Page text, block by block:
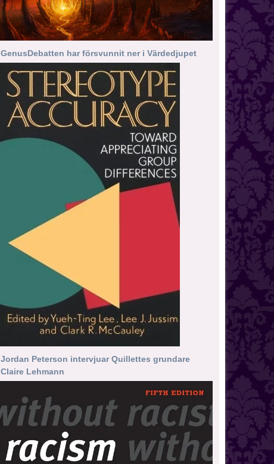
GenusDebatten har försvunnit ner i Värdedjupet
Jordan Peterson intervjuar Quillettes grundare
Claire Lehmann